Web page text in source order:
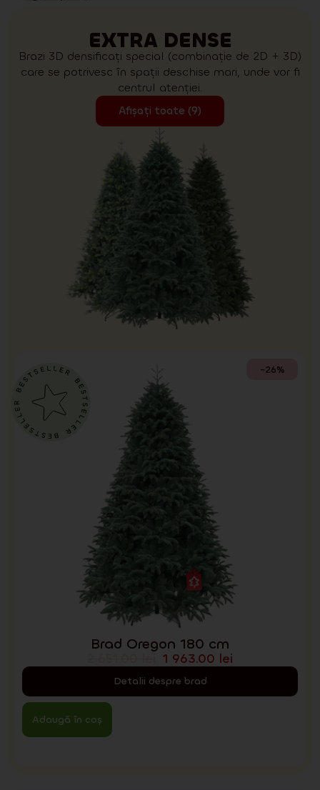
EXTRA DENSE
Brazi 3D densificați special (combinație de 2D + 3D)
care se potrivesc în spații deschise mari, unde vor fi
centrul atenției.
Afișați toate (9)
-26%
Brad Oregon 180 cm
1 963.00 lei
Detalii despre brad
Adaugă în coș